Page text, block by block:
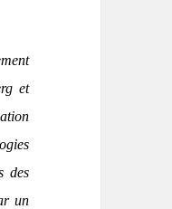
et
des
un